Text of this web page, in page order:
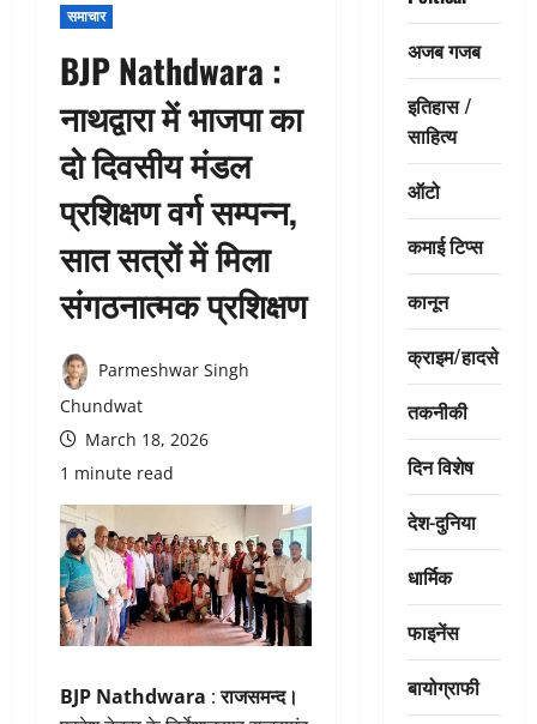
समाचार
BJP Nathdwara :
नाथद्वारा में भाजपा का
दो दिवसीय मंडल
प्रशिक्षण वर्ग सम्पन्न,
सात सत्रों में मिला
संगठनात्मक प्रशिक्षण
Parmeshwar Singh
Chundwat
March 18, 2026
1 minute read
BJP Nathdwara :राजसमन्द।
अजब गजब
इतिहास /
साहित्य
ऑटो
कमाई टिप्स
कानून
क्राइम/हादसे
तकनीकी
दिन विशेष
देश-दुनिया
धार्मिक
फाइनेंस
बायोग्राफी